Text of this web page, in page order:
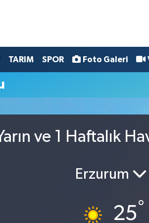
TARIM SPOR Foto Galeri
ve 1 Haftalık
Erzurum
25°